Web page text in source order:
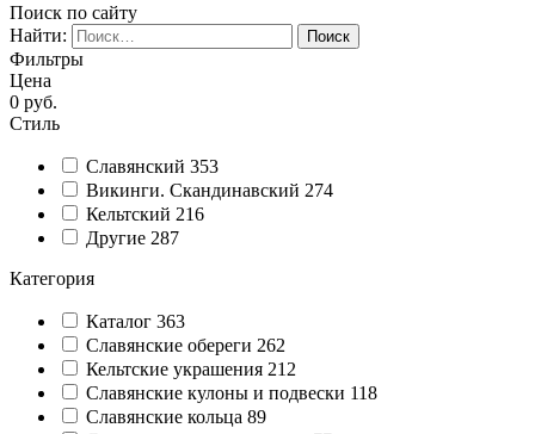
Поиск по сайту
Найти:
Фильтры
Цена
0 руб.
Стиль
Славянский 353
Викинги. Скандинавский 274
Кельтский 216
Другие 287
Категория
Каталог 363
Славянские обереги 262
Кельтские украшения 212
Славянские кулоны и подвески 118
Славянские кольца 89